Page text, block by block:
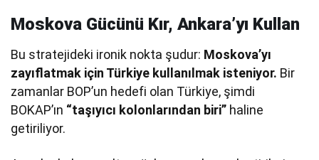
Moskova Gücünü Kır, Ankara’yı Kullan
Bu stratejideki ironik nokta şudur: Moskova’yı
zayıflatmak için Türkiye kullanılmak isteniyor. Bir
zamanlar BOP’un hedefi olan Türkiye, şimdi
BOKAP’ın “taşıyıcı kolonlarından biri” haline
getiriliyor.